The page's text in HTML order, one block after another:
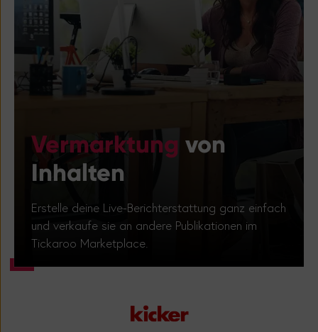
Vermarktung
Inhalten
und verkaufe sie an andere Publikationen im
Tickaroo Marketplace.